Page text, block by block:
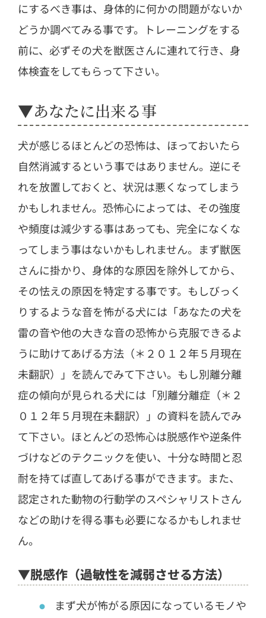
にするべき事は、身体的に何かの問題がないか
どうか調べてみる事です。トレーニングをする
前に、必ずその犬を獣医さんに連れて行き、身
体検査をしてもらって下さい。
▼あなたに出来る事
犬が感じるほとんどの恐怖は、ほっておいたら
自然消滅するという事ではありません。逆にそ
れを放置しておくと、状況は悪くなってしまう
かもしれません。恐怖心によっては、その強度
や頻度は減少する事はあっても、完全になくな
ってしまう事はないかもしれません。まず獣医
さんに掛かり、身体的な原因を除外してから、
その怯えの原因を特定する事です。もしびっく
りするような音を怖がる犬には「あなたの犬を
雷の音や他の大きな音の恐怖から克服できるよ
うに助けてあげる方法（＊２０１２年５月現在
未翻訳）」を読んでみて下さい。もし別離分離
症の傾向が見られる犬には「別離分離症（＊２
０１２年５月現在未翻訳）」の資料を読んでみ
て下さい。ほとんどの恐怖心は脱感作や逆条件
づけなどのテクニックを使い、十分な時間と忍
耐を持てば直してあげる事ができます。また、
認定された動物の行動学のスペシャリストさん
などの助けを得る事も必要になるかもしれませ
ん。
▼脱感作（過敏性を減弱させる方法）
まず犬が怖がる原因になっているモノや